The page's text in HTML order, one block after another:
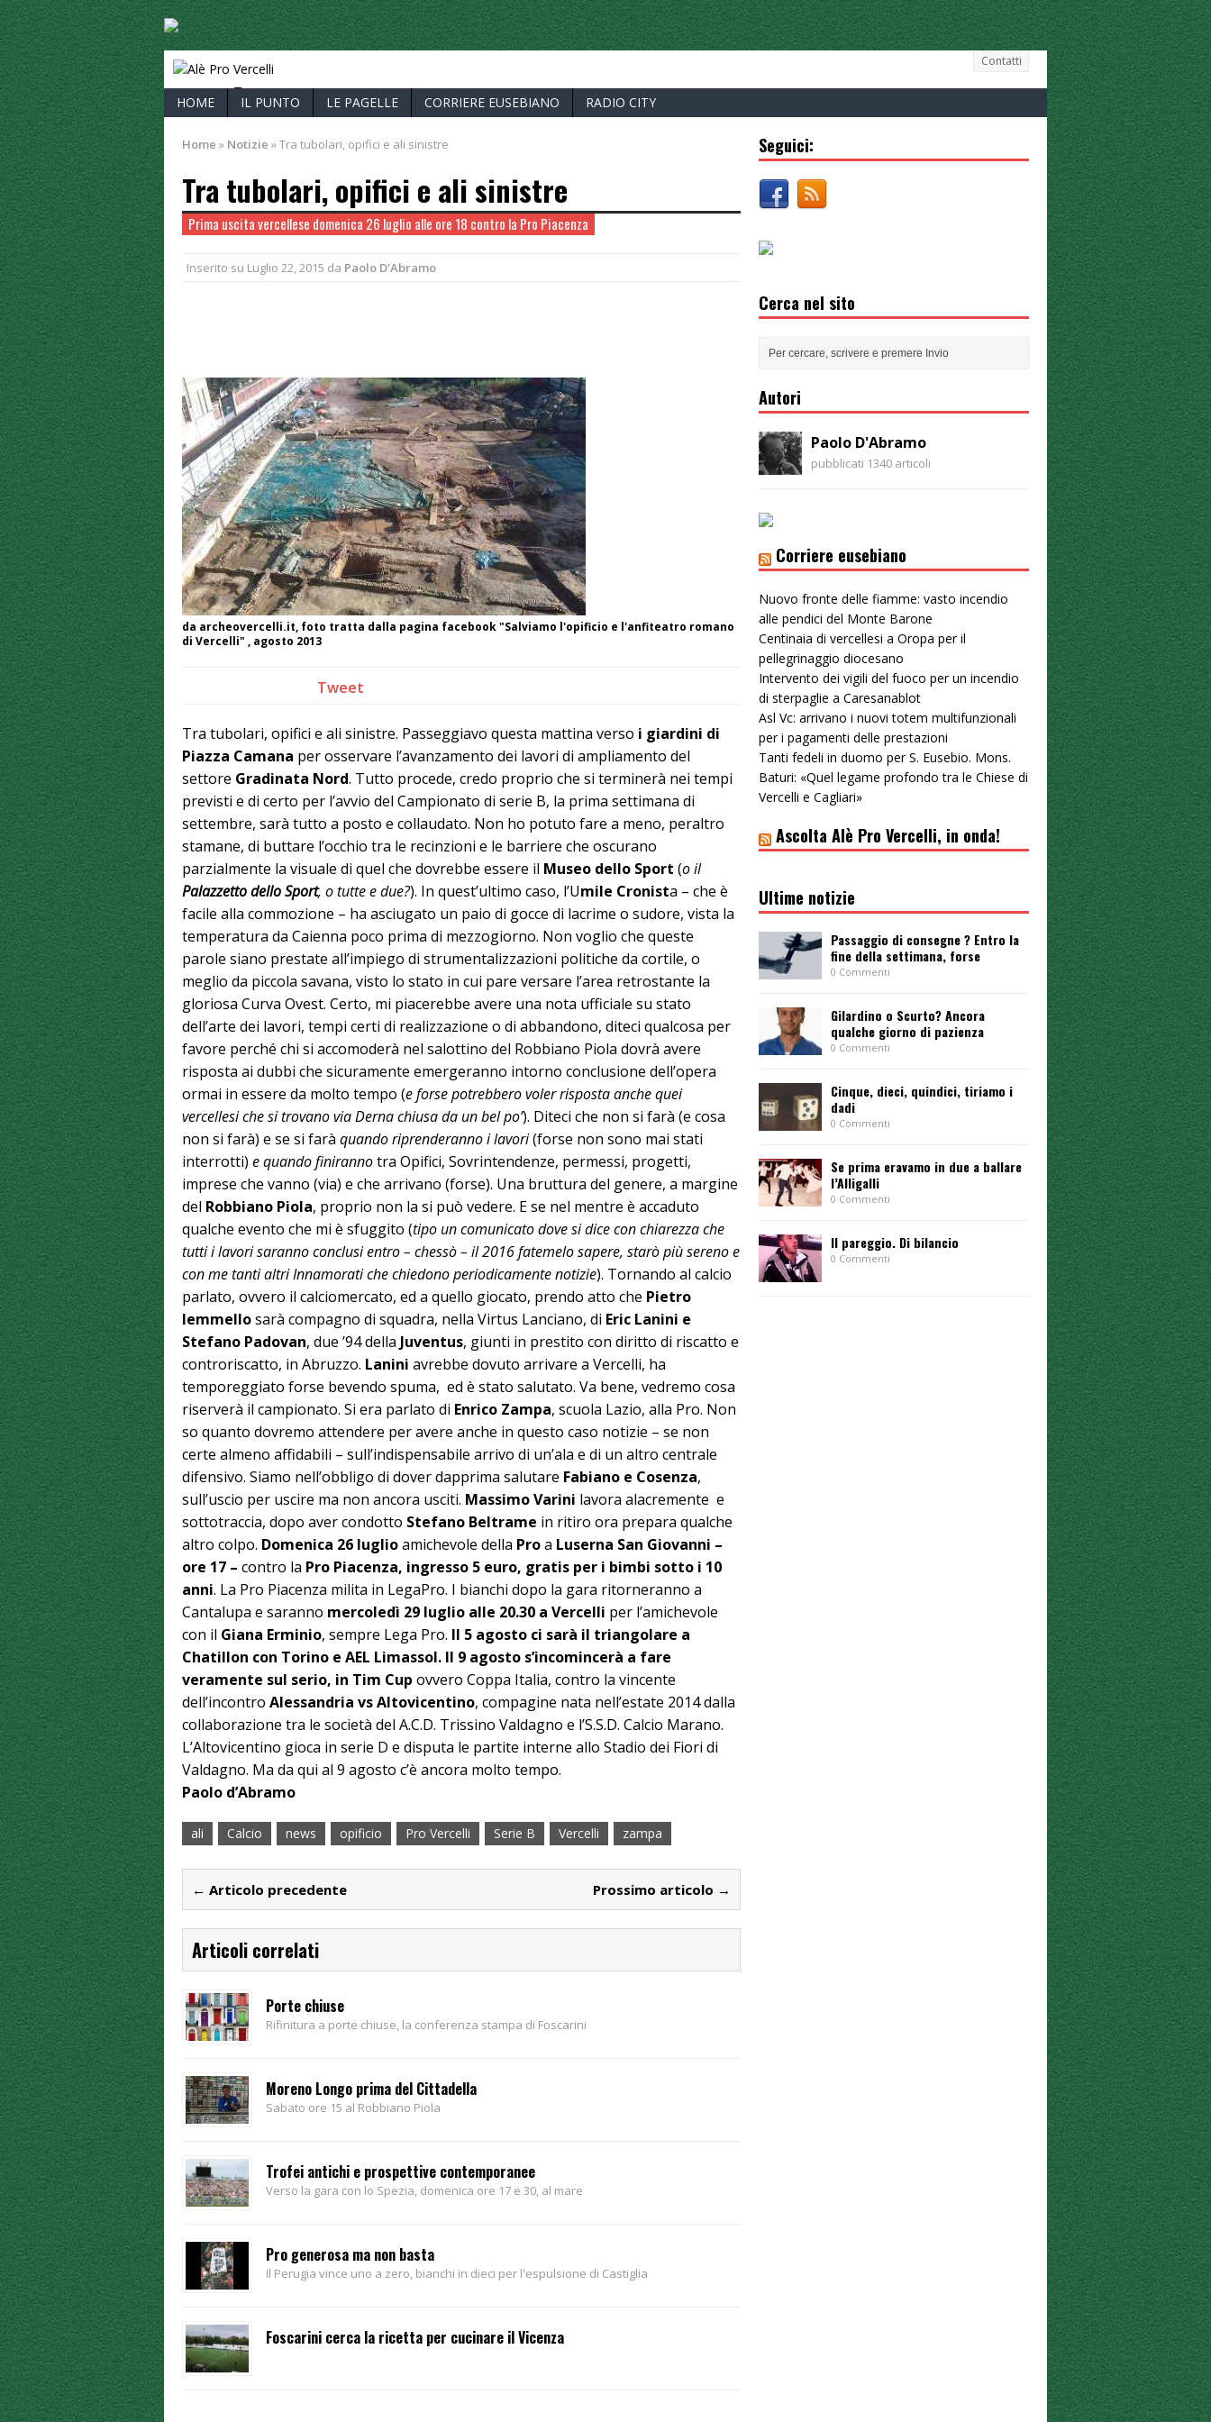
Contatti
ALÈ PRO VERCELLI
HOME IL PUNTO LE PAGELLE CORRIERE EUSEBIANO RADIO CITY
Home » Notizie »Tra tubolari, opifici e ali sinistre
Tra tubolari, opifici e ali sinistre
Prima uscita vercellese domenica 26 luglio alle ore 18 contro la Pro Piacenza
Inserito su Luglio 22, 2015 da Paolo D'Abramo
da archeovercelli.it, foto tratta dalla pagina facebook "Salviamo l'opificio e l'anfiteatro romano
di Vercelli" , agosto 2013
Tweet
Tra tubolari, opifici e ali sinistre. Passeggiavo questa mattina verso i giardini di
Piazza Camana per osservare l’avanzamento dei lavori di ampliamento del
settore Gradinata Nord. Tutto procede, credo proprio che si terminerà nei tempi
previsti e di certo per l’avvio del Campionato di serie B, la prima settimana di
settembre, sarà tutto a posto e collaudato. Non ho potuto fare a meno, peraltro
stamane, di buttare l’occhio tra le recinzioni e le barriere che oscurano
parzialmente la visuale di quel che dovrebbe essere il Museo dello Sport (o il
Palazzetto dello Sport, o tutte e due?). In quest’ultimo caso, l’Umile Cronista – che è
facile alla commozione – ha asciugato un paio di gocce di lacrime o sudore, vista la
temperatura da Caienna poco prima di mezzogiorno. Non voglio che queste
parole siano prestate all’impiego di strumentalizzazioni politiche da cortile, o
meglio da piccola savana, visto lo stato in cui pare versare l’area retrostante la
gloriosa Curva Ovest. Certo, mi piacerebbe avere una nota ufficiale su stato
dell’arte dei lavori, tempi certi di realizzazione o di abbandono, diteci qualcosa per
favore perché chi si accomoderà nel salottino del Robbiano Piola dovrà avere
risposta ai dubbi che sicuramente emergeranno intorno conclusione dell’opera
ormai in essere da molto tempo (e forse potrebbero voler risposta anche quei
vercellesi che si trovano via Derna chiusa da un bel po’). Diteci che non si farà (e cosa
non si farà) e se si farà quando riprenderanno i lavori(forse non sono mai stati
interrotti) e quando finirannotra Opifici, Sovrintendenze, permessi, progetti,
imprese che vanno (via) e che arrivano (forse). Una bruttura del genere, a margine
del Robbiano Piola, proprio non la si può vedere. E se nel mentre è accaduto
qualche evento che mi è sfuggito (tipo un comunicato dove si dice con chiarezza che
tutti i lavori saranno conclusi entro – chessò – il 2016 fatemelo sapere, starò più sereno e
con me tanti altri Innamorati che chiedono periodicamente notizie). Tornando al calcio
parlato, ovvero il calciomercato, ed a quello giocato, prendo atto che Pietro
Iemmellosarà compagno di squadra, nella Virtus Lanciano, di Eric Lanini e
Stefano Padovan, due ’94 della Juventus, giunti in prestito con diritto di riscatto e
controriscatto, in Abruzzo. Lanini avrebbe dovuto arrivare a Vercelli, ha
temporeggiato forse bevendo spuma, ed è stato salutato. Va bene, vedremo cosa
riserverà il campionato. Si era parlato di Enrico Zampa, scuola Lazio, alla Pro. Non
so quanto dovremo attendere per avere anche in questo caso notizie – se non
certe almeno affidabili – sull’indispensabile arrivo di un’ala e di un altro centrale
difensivo. Siamo nell’obbligo di dover dapprima salutare Fabiano e Cosenza,
sull’uscio per uscire ma non ancora usciti. Massimo Varini lavora alacremente e
sottotraccia, dopo aver condotto Stefano Beltrame in ritiro ora prepara qualche
altro colpo. Domenica 26 luglioamichevole della Proa Luserna San Giovanni –
ore 17 – contro la Pro Piacenza, ingresso 5 euro, gratis per i bimbi sotto i 10
anni. La Pro Piacenza milita in LegaPro. I bianchi dopo la gara ritorneranno a
Cantalupa e saranno mercoledì 29 luglio alle 20.30 a Vercelli per l’amichevole
con il Giana Erminio, sempre Lega Pro. Il 5 agosto ci sarà il triangolare a
Chatillon con Torino e AEL Limassol. Il 9 agosto s’incomincerà a fare
veramente sul serio, in Tim Cup ovvero Coppa Italia, contro la vincente
dell’incontro Alessandria vs Altovicentino, compagine nata nell’estate 2014 dalla
collaborazione tra le società del A.C.D. Trissino Valdagno e l’S.S.D. Calcio Marano.
L’Altovicentino gioca in serie D e disputa le partite interne allo Stadio dei Fiori di
Valdagno. Ma da qui al 9 agosto c’è ancora molto tempo.
Paolo d’Abramo
ali Calcio news opificio Pro Vercelli Serie B Vercelli zampa
← Articolo precedente Prossimo articolo →
Articoli correlati
Porte chiuse
Rifinitura a porte chiuse, la conferenza stampa di Foscarini
Moreno Longo prima del Cittadella
Sabato ore 15 al Robbiano Piola
Trofei antichi e prospettive contemporanee
Verso la gara con lo Spezia, domenica ore 17 e 30, al mare
Pro generosa ma non basta
Il Perugia vince uno a zero, bianchi in dieci per l'espulsione di Castiglia
Foscarini cerca la ricetta per cucinare il Vicenza
Seguici:
Cerca nel sito
Autori
Paolo D'Abramo
pubblicati 1340 articoli
Corriere eusebiano
Nuovo fronte delle fiamme: vasto incendio
alle pendici del Monte Barone
Centinaia di vercellesi a Oropa per il
pellegrinaggio diocesano
Intervento dei vigili del fuoco per un incendio
di sterpaglie a Caresanablot
Asl Vc: arrivano i nuovi totem multifunzionali
per i pagamenti delle prestazioni
Tanti fedeli in duomo per S. Eusebio. Mons.
Baturi: «Quel legame profondo tra le Chiese di
Vercelli e Cagliari»
Ascolta Alè Pro Vercelli, in onda!
Ultime notizie
Passaggio di consegne ? Entro la
fine della settimana, forse
0 Commenti
Gilardino o Scurto? Ancora
qualche giorno di pazienza
0 Commenti
Cinque, dieci, quindici, tiriamo i
dadi
0 Commenti
Se prima eravamo in due a ballare
l’Alligalli
0 Commenti
Il pareggio. Di bilancio
0 Commenti